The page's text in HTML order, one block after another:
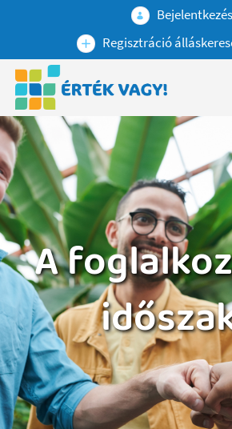
Bejelentkezés
Regisztráció
A